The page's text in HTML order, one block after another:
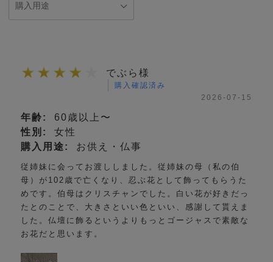
でぶら様
購入確認済み
2026-07-15
年齢:
60歳以上〜
性別:
女性
購入用途:
お供え・仏事
従姉妹に会ってお渡ししました。従姉妹の母（私の伯
母）が102歳で亡くなり、忍ぶ花として飾ってもらうた
めです。伯母はクリスチャンでした。白い花が好きだっ
たとのことで、大きさといい色といい、感謝して貰えま
した。仏壇に飾るというよりもっとゴージャスで素敵な
お花だと思います。